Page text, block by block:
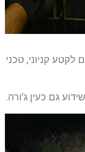
לקטע קניוני, טכני
גם כעין ג'ורה.